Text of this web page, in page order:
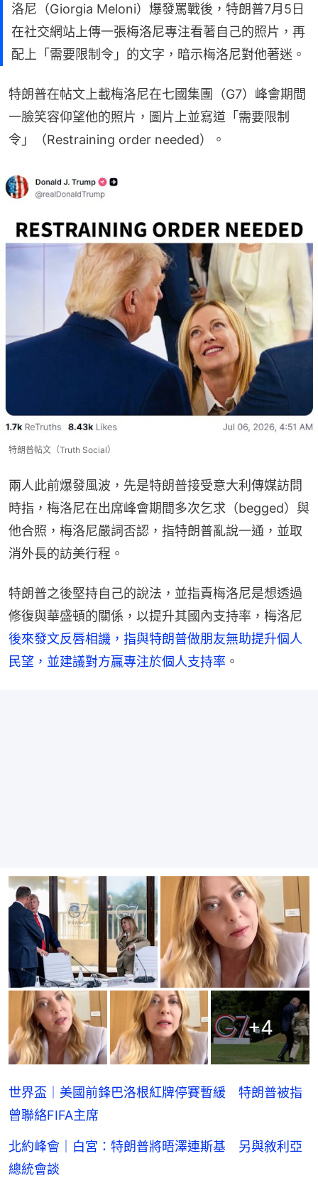
洛尼（Giorgia Meloni）爆發罵戰後，特朗普7月5日
在社交網站上傳一張梅洛尼專注看著自己的照片，再
配上「需要限制令」的文字，暗示梅洛尼對他著迷。
特朗普在帖文上載梅洛尼在七國集團（G7）峰會期間
一臉笑容仰望他的照片，圖片上並寫道「需要限制
令」（Restraining order needed）。
特朗普帖文（Truth Social）
兩人此前爆發風波，先是特朗普接受意大利傳媒訪問
時指，梅洛尼在出席峰會期間多次乞求（begged）與
他合照，梅洛尼嚴詞否認，指特朗普亂說一通，並取
消外長的訪美行程。
特朗普之後堅持自己的說法，並指責梅洛尼是想透過
修復與華盛頓的關係，以提升其國內支持率，梅洛尼
後來發文反唇相譏，指與特朗普做朋友無助提升個人
民望，並建議對方贏專注於個人支持率 。
+4
世界盃｜美國前鋒巴洛根紅牌停賽暫緩 特朗普被指
曾聯絡FIFA主席
北約峰會｜白宮：特朗普將晤澤連斯基 另與敘利亞
總統會談